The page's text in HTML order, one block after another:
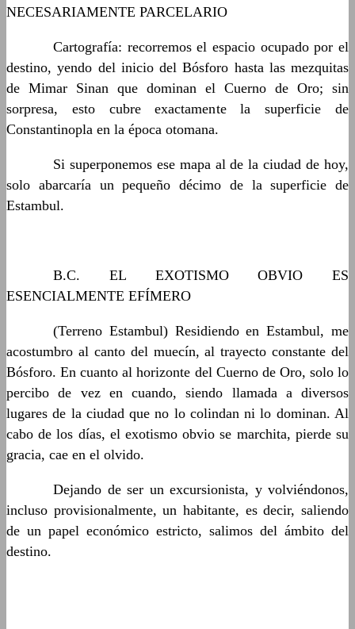
NECESARIAMENTE PARCELARIO
Cartografía: recorremos el espacio ocupado por el
destino, yendo del inicio del Bósforo hasta las mezquitas
de Mimar Sinan que dominan el Cuerno de Oro; sin
sorpresa, esto cubre exactamente la superficie de
Constantinopla en la época otomana.
Si superponemos ese mapa al de la ciudad de hoy,
solo abarcaría un pequeño décimo de la superficie de
Estambul.
B.C. EL EXOTISMO OBVIO ES
ESENCIALMENTE EFÍMERO
(Terreno Estambul) Residiendo en Estambul, me
acostumbro al canto del muecín, al trayecto constante del
Bósforo. En cuanto al horizonte del Cuerno de Oro, solo lo
percibo de vez en cuando, siendo llamada a diversos
lugares de la ciudad que no lo colindan ni lo dominan. Al
cabo de los días, el exotismo obvio se marchita, pierde su
gracia, cae en el olvido.
Dejando de ser un excursionista, y volviéndonos,
incluso provisionalmente, un habitante, es decir, saliendo
de un papel económico estricto, salimos del ámbito del
destino.